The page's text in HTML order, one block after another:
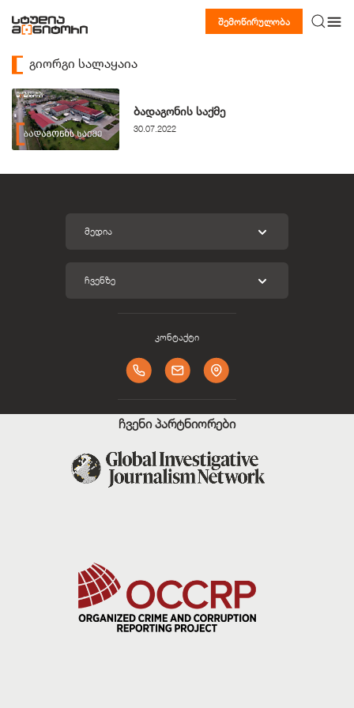
შემოწირულობა
გიორგი სალაყაია
ბადაგონის საქმე
30.07.2022
ᲛᲔᲓᲘᲐ
ᲩᲕᲔᲜᲖᲔ
კონტაქტი
ჩვენი პარტნიორები